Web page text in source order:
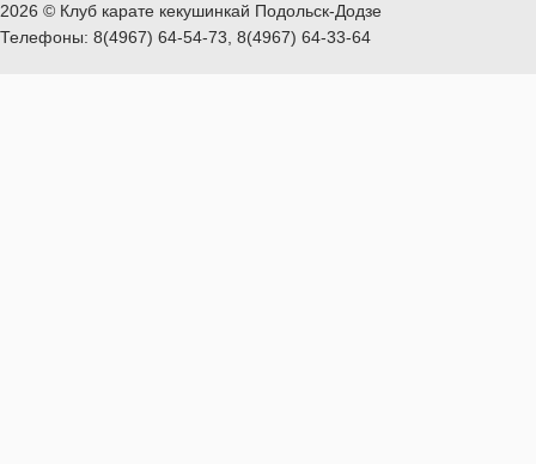
2026 © Клуб карате кекушинкай Подольск-Додзе
Телефоны: 8(4967) 64-54-73, 8(4967) 64-33-64